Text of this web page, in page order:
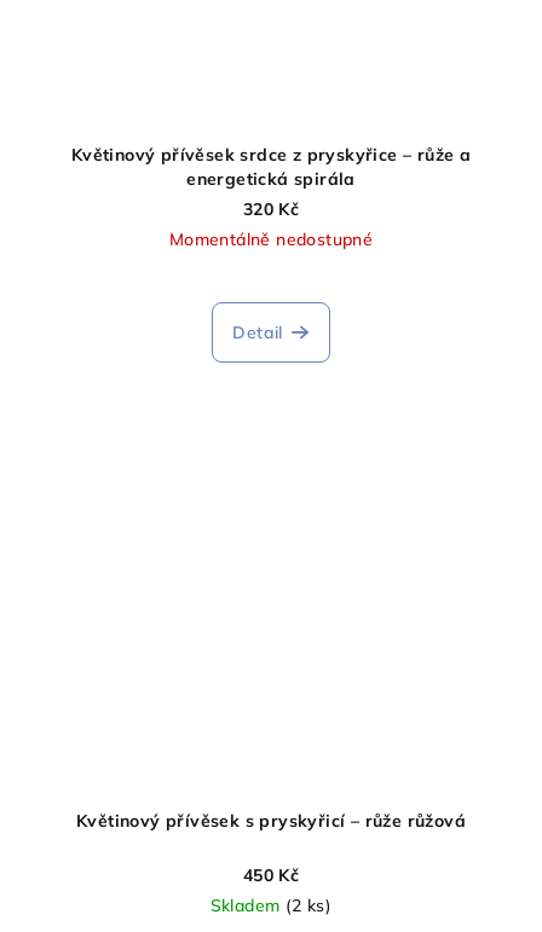
Květinový přívěsek srdce z pryskyřice – růže a
energetická spirála
320 Kč
Momentálně nedostupné
Detail
Květinový přívěsek s pryskyřicí – růže růžová
450 Kč
Skladem (2 ks)